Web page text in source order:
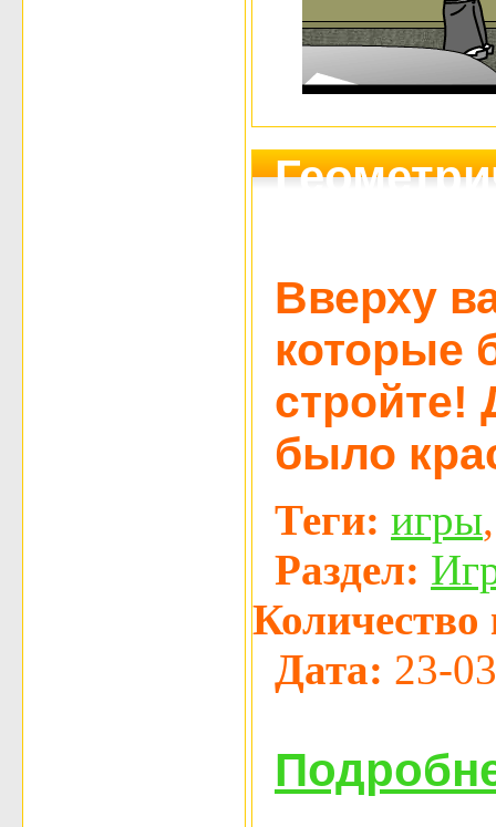
Вверху
которые
стройте!
было
Теги: игры
Раздел:
Количество
Дата: 23-